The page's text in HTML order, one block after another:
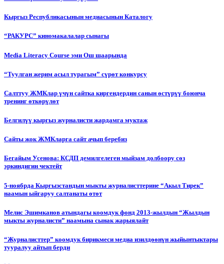
Кыргыз Республикасынын медиасынын Каталогу
“РАКУРС” киномакалалар сынагы
Media Literacy Сourse эми Ош шаарында
“Туулган жерим асыл турагым” сүрөт конкурсу
Салттуу ЖМКлар үчүн сайтка киргендердин санын өстүрүү боюнча
тренинг өткөрүлөт
Белгилүү кыргыз журналисти жардамга муктаж
Сайты жок ЖМКларга сайт ачып беребиз
Бегайым Усенова: КСДП демилгелеген мыйзам долбоору сөз
эркиндигин чектейт
5-ноябрда Кыргызстандын мыкты журналисттерине “Акыл Тирек”
наамын ыйгаруу салтанаты өтөт
Мелис Эшимканов атындагы коомдук фонд 2013-жылдын “Жылдын
мыкты журналисти” наамына сынак жарыялайт
“Журналисттер” коомдук бирикмеси медиа изилдөөнүн жыйынтыктары
тууралуу айтып берди